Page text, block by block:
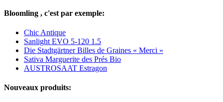
Bloomling , c'est par exemple:
Chic Antique
Sanlight EVO 5-120 1.5
Die Stadtgärtner Billes de Graines « Merci »
Sativa Marguerite des Prés Bio
AUSTROSAAT Estragon
Nouveaux produits: